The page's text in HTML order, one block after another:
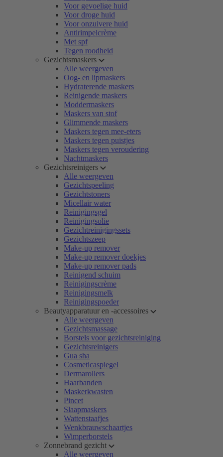
Voor gevoelige huid
Voor droge huid
Voor onzuivere huid
Antirimpelcrème
Met spf
Tegen roodheid
Gezichtsmaskers
Alle weergeven
Oog- en lipmaskers
Hydraterende maskers
Reinigende maskers
Moddermaskers
Maskers van stof
Glimmende maskers
Maskers tegen mee-eters
Maskers tegen puistjes
Maskers tegen veroudering
Nachtmaskers
Gezichtsreinigers
Alle weergeven
Gezichtspeeling
Gezichtstoners
Micellair water
Reinigingsgel
Reinigingsolie
Gezichtreinigingssets
Gezichtszeep
Make-up remover
Make-up remover doekjes
Make-up remover pads
Reinigend schuim
Reinigingscrème
Reinigingsmelk
Reinigingspoeder
Beautyapparatuur en -accessoires
Alle weergeven
Gezichtsmassage
Borstels voor gezichtsreiniging
Gezichtsreinigers
Gua sha
Cosmeticaspiegel
Dermarollers
Haarbanden
Maskerkwasten
Pincet
Slaapmaskers
Wattenstaafjes
Wenkbrauwschaartjes
Wimperborstels
Zonnebrand gezicht
Alle weergeven